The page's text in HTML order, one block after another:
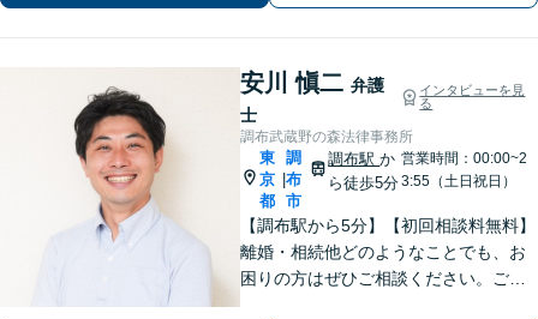
可】
安川 愼二 弁護
士
インタビューを見
る
調布武蔵野の森法律事務所
東
京
都
|
調
布
市
調布駅か
ら徒歩5分
営業時間：00:00~2
3:55（土日祝日）
【調布駅から5分】【初回相談料無料】
離婚・相続他どのようなことでも、お
困りの方はぜひご相談ください。ご連